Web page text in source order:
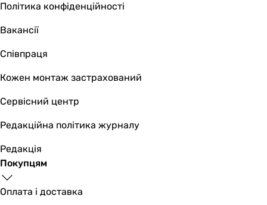
Політика конфіденційності
Вакансії
Співпраця
Кожен монтаж застрахований
Сервісний центр
Редакційна політика журналу
Редакція
Покупцям
Оплата і доставка